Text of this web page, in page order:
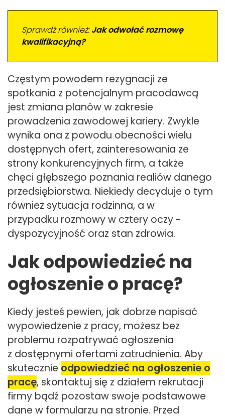
Sprawdź również:Jak odwołać rozmowę
kwalifikacyjną?
Częstym powodem rezygnacji ze
spotkania z potencjalnym pracodawcą
jest zmiana planów w zakresie
prowadzenia zawodowej kariery. Zwykle
wynika ona z powodu obecności wielu
dostępnych ofert, zainteresowania ze
strony konkurencyjnych firm, a także
chęci głębszego poznania realiów danego
przedsiębiorstwa. Niekiedy decyduje o tym
również sytuacja rodzinna, a w
przypadku rozmowy w cztery oczy -
dyspozycyjność oraz stan zdrowia.
Jak odpowiedzieć na
ogłoszenie o pracę?
Kiedy jesteś pewien, jak dobrze napisać
wypowiedzenie z pracy, możesz bez
problemu rozpatrywać ogłoszenia
z dostępnymi ofertami zatrudnienia. Aby
skutecznie odpowiedzieć na ogłoszenie o
pracę, skontaktuj się z działem rekrutacji
firmy bądź pozostaw swoje podstawowe
dane w formularzu na stronie. Przed